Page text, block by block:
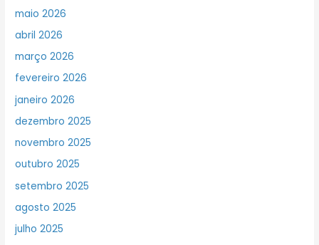
maio 2026
abril 2026
março 2026
fevereiro 2026
janeiro 2026
dezembro 2025
novembro 2025
outubro 2025
setembro 2025
agosto 2025
julho 2025